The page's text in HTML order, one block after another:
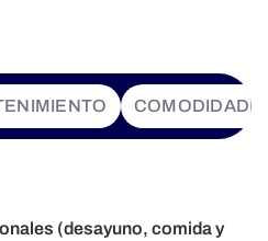
(desayuno, comida y